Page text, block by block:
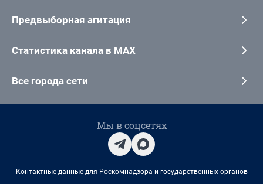
Предвыборная агитация
Статистика канала в MAX
Все города сети
Мы в соцсетях
Контактные данные для Роскомнадзора и государственных органов